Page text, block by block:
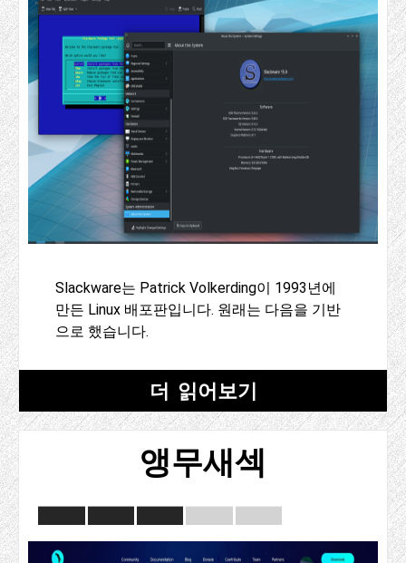
Slackware는 Patrick Volkerding이 1993년에
만든 Linux 배포판입니다. 원래는 다음을 기반
으로 했습니다.
더 읽어보기
앵무새섹